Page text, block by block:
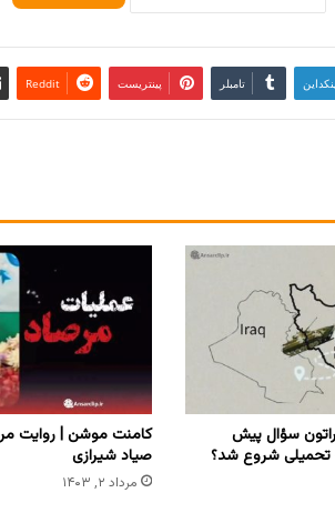
تامبلر پینتریست Reddit
سؤال پیش
شروع شد؟
‏کامنت موشن | روایت
صیاد شیرازی
مرداد ۲, ۱۴۰۳